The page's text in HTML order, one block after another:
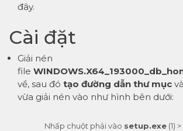
đây.
Cài đặt
Giải nén
file
về, sau đó tạo đường dẫn thư mục và
vừa giải nén vào như hình bên dưới:
Nhấp chuột phải vào setup.exe(1) >